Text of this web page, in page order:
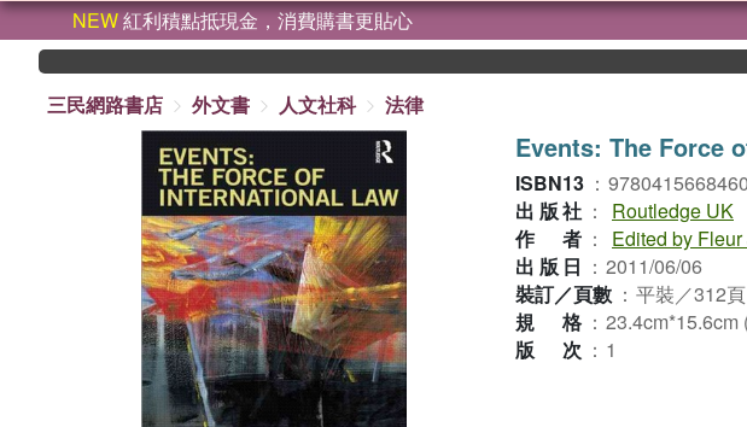
NEW紅利積點抵現金，消費購書更貼心
三民網路書店
外文書 人文社科 法律
Events: The Force
ISBN13 ： 9780415668460
出版社 ：
Routledge UK
作者 ： Edited by
出版日 ： 2011/06/06
裝訂／頁數 ： 平裝／312頁
規格 ： 23.4cm*15.6cm
版次 ： 1